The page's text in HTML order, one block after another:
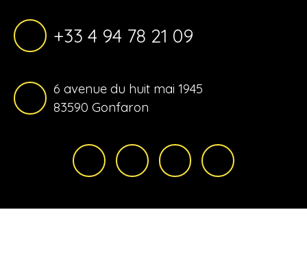
+33 4 94 78 21 09
6 avenue du huit mai 1945
83590 Gonfaron